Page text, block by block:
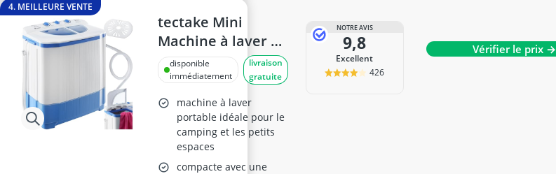
4. MEILLEURE VENTE
tectake Mini
Machine à laver 2
en 1, 4,5 kg
disponible
immédiatement
livraison
gratuite
machine à laver
portable idéale pour le
camping et les petits
espaces
compacte avec une
NOTRE AVIS
9,8
Excellent
426
Vérifier le prix →